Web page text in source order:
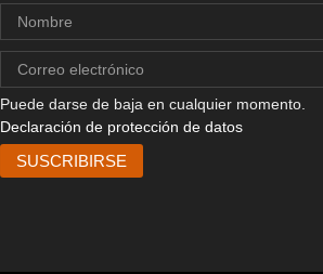
Puede darse de baja en cualquier momento.
Declaración de protección de datos